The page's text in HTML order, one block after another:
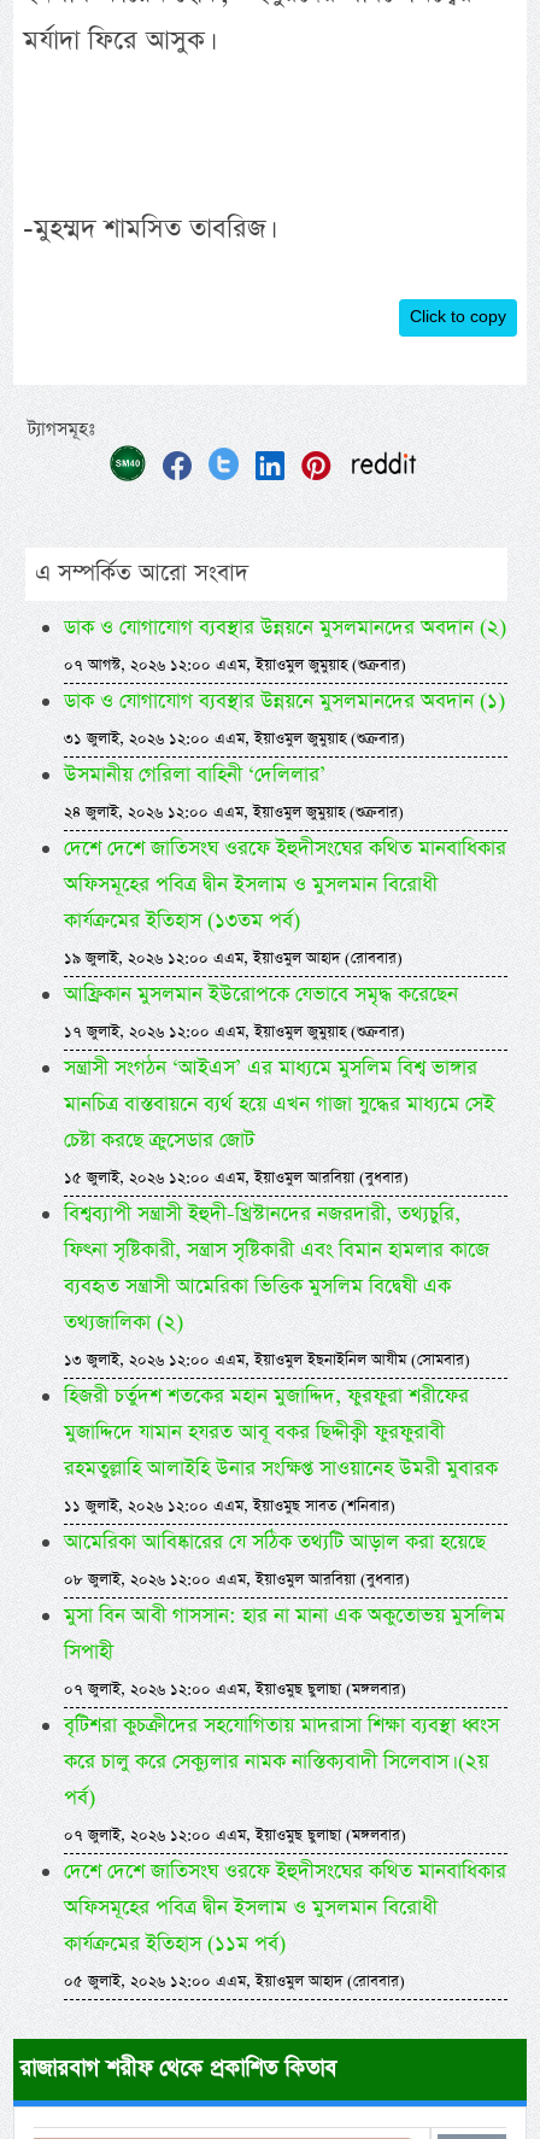
মর্যাদা ফিরে আসুক।
-মুহম্মদ শামসিত তাবরিজ।
Click to copy
ট্যাগসমূহঃ
এ সম্পর্কিত আরো সংবাদ
ডাক ও যোগাযোগ ব্যবস্থার উন্নয়নে মুসলমানদের অবদান (২)
০৭ আগস্ট, ২০২৬ ১২:০০ এএম, ইয়াওমুল জুমুয়াহ (শুক্রবার)
ডাক ও যোগাযোগ ব্যবস্থার উন্নয়নে মুসলমানদের অবদান (১)
৩১ জুলাই, ২০২৬ ১২:০০ এএম, ইয়াওমুল জুমুয়াহ (শুক্রবার)
উসমানীয় গেরিলা বাহিনী ‘দেলিলার’
২৪ জুলাই, ২০২৬ ১২:০০ এএম, ইয়াওমুল জুমুয়াহ (শুক্রবার)
দেশে দেশে জাতিসংঘ ওরফে ইহুদীসংঘের কথিত মানবাধিকার
অফিসমূহের পবিত্র দ্বীন ইসলাম ও মুসলমান বিরোধী
কার্যক্রমের ইতিহাস (১৩তম পর্ব)
১৯ জুলাই, ২০২৬ ১২:০০ এএম, ইয়াওমুল আহাদ (রোববার)
আফ্রিকান মুসলমান ইউরোপকে যেভাবে সমৃদ্ধ করেছেন
১৭ জুলাই, ২০২৬ ১২:০০ এএম, ইয়াওমুল জুমুয়াহ (শুক্রবার)
সন্ত্রাসী সংগঠন ‘আইএস’ এর মাধ্যমে মুসলিম বিশ্ব ভাঙ্গার
মানচিত্র বাস্তবায়নে ব্যর্থ হয়ে এখন গাজা যুদ্ধের মাধ্যমে সেই
চেষ্টা করছে ক্রুসেডার জোট
১৫ জুলাই, ২০২৬ ১২:০০ এএম, ইয়াওমুল আরবিয়া (বুধবার)
বিশ্বব্যাপী সন্ত্রাসী ইহুদী-খ্রিস্টানদের নজরদারী, তথ্যচুরি,
ফিৎনা সৃষ্টিকারী, সন্ত্রাস সৃষ্টিকারী এবং বিমান হামলার কাজে
ব্যবহৃত সন্ত্রাসী আমেরিকা ভিত্তিক মুসলিম বিদ্বেষী এক
তথ্যজালিকা (২)
১৩ জুলাই, ২০২৬ ১২:০০ এএম, ইয়াওমুল ইছনাইনিল আযীম (সোমবার)
হিজরী চর্তুদশ শতকের মহান মুজাদ্দিদ, ফুরফুরা শরীফের
মুজাদ্দিদে যামান হযরত আবূ বকর ছিদ্দীক্বী ফুরফুরাবী
রহমতুল্লাহি আলাইহি উনার সংক্ষিপ্ত সাওয়ানেহ উমরী মুবারক
১১ জুলাই, ২০২৬ ১২:০০ এএম, ইয়াওমুছ সাবত (শনিবার)
আমেরিকা আবিষ্কারের যে সঠিক তথ্যটি আড়াল করা হয়েছে
০৮ জুলাই, ২০২৬ ১২:০০ এএম, ইয়াওমুল আরবিয়া (বুধবার)
মুসা বিন আবী গাসসান: হার না মানা এক অকুতোভয় মুসলিম
সিপাহী
০৭ জুলাই, ২০২৬ ১২:০০ এএম, ইয়াওমুছ ছুলাছা (মঙ্গলবার)
বৃটিশরা কুচক্রীদের সহযোগিতায় মাদরাসা শিক্ষা ব্যবস্থা ধ্বংস
করে চালু করে সেক্যুলার নামক নাস্তিক্যবাদী সিলেবাস। (২য়
পর্ব)
০৭ জুলাই, ২০২৬ ১২:০০ এএম, ইয়াওমুছ ছুলাছা (মঙ্গলবার)
দেশে দেশে জাতিসংঘ ওরফে ইহুদীসংঘের কথিত মানবাধিকার
অফিসমূহের পবিত্র দ্বীন ইসলাম ও মুসলমান বিরোধী
কার্যক্রমের ইতিহাস (১১ম পর্ব)
০৫ জুলাই, ২০২৬ ১২:০০ এএম, ইয়াওমুল আহাদ (রোববার)
রাজারবাগ শরীফ থেকে প্রকাশিত কিতাব